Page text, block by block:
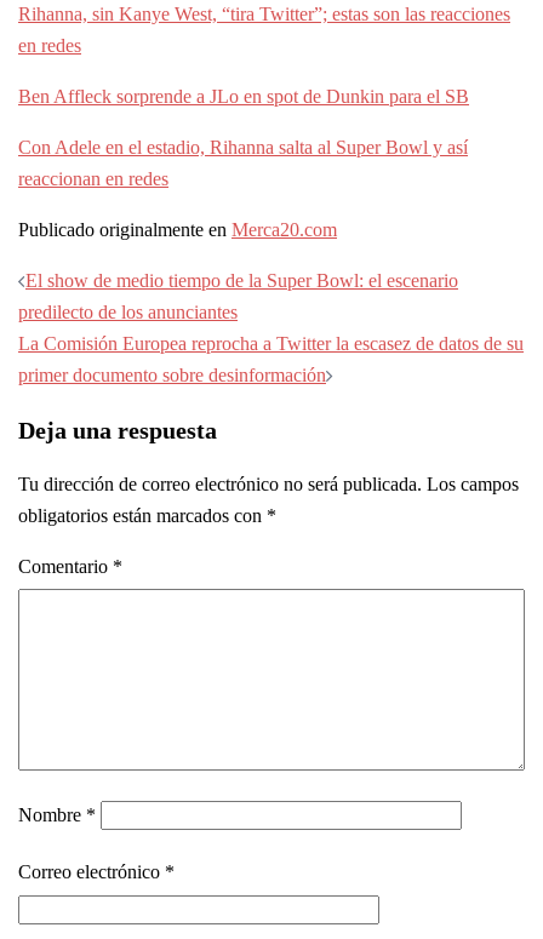
Rihanna, sin Kanye West, “tira Twitter”; estas son las reacciones
en redes
Ben Affleck sorprende a JLo en spot de Dunkin para el SB
Con Adele en el estadio, Rihanna salta al Super Bowl y así
reaccionan en redes
Publicado originalmente en Merca20.com
Navegación
de
entradas
El show de medio tiempo de la Super Bowl: el escenario
predilecto de los anunciantes
La Comisión Europea reprocha a Twitter la escasez de datos de su
primer documento sobre desinformación
Deja una respuesta
Tu dirección de correo electrónico no será publicada. Los campos
obligatorios están marcados con *
Comentario *
Nombre *
Correo electrónico *